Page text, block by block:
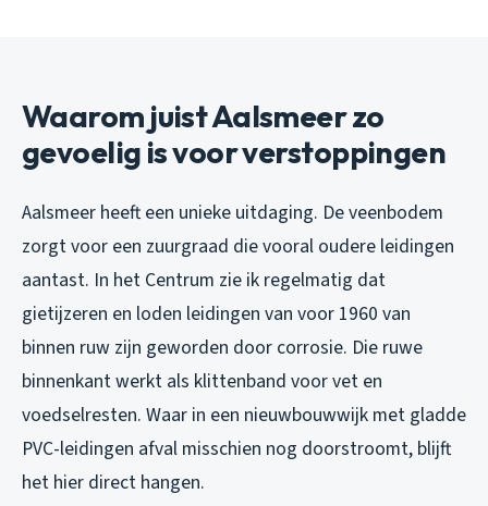
Waarom juist Aalsmeer zo
gevoelig is voor verstoppingen
Aalsmeer heeft een unieke uitdaging. De veenbodem
zorgt voor een zuurgraad die vooral oudere leidingen
aantast. In het Centrum zie ik regelmatig dat
gietijzeren en loden leidingen van voor 1960 van
binnen ruw zijn geworden door corrosie. Die ruwe
binnenkant werkt als klittenband voor vet en
voedselresten. Waar in een nieuwbouwwijk met gladde
PVC-leidingen afval misschien nog doorstroomt, blijft
het hier direct hangen.